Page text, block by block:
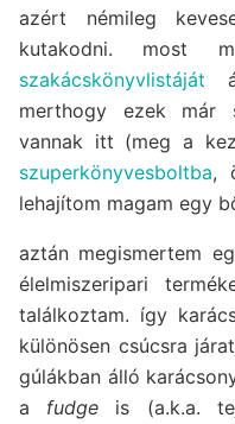
azért némileg
kutakodni. most
szakácskönyvlistáját
merthogy ezek már
vannak itt (meg a
szuperkönyvesboltba,
lehajítom magam egy
aztán megismertem
élelmiszeripari
találkoztam. így
különösen csúcsra
gúlákban álló
a fudge is (a.k.a.